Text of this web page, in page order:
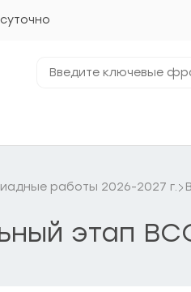
ключевые
работы 2026-2027 г.
этап